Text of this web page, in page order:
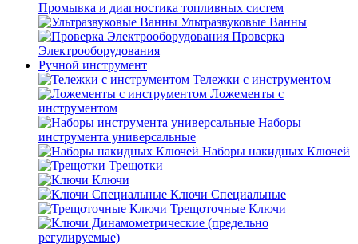
Промывка и диагностика топливных систем
Ультразвуковые Ванны
Проверка
Электрооборудования
Ручной инструмент
Тележки с инструментом
Ложементы с
инструментом
Наборы
инструмента универсальные
Наборы накидных Ключей
Трещотки
Ключи
Ключи Специальные
Трещоточные Ключи